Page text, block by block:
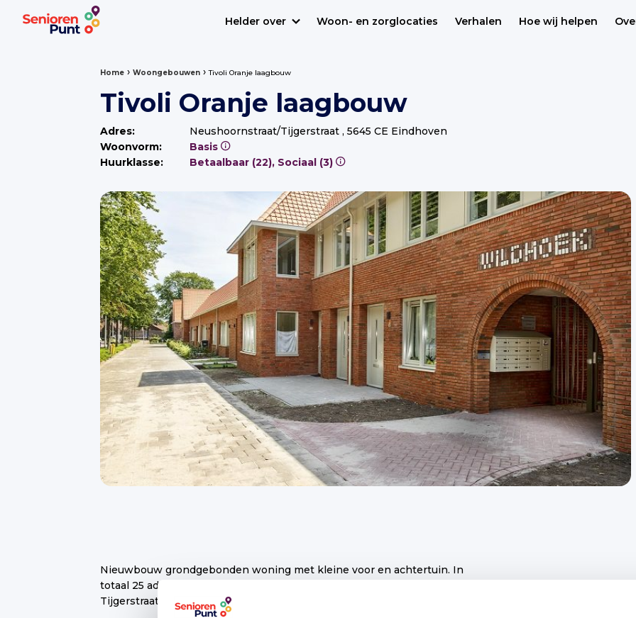
Helder over Woon- en zorglocaties Verhalen Hoe wij helpen
Home ›Woongebouwen ›Tivoli Oranje laagbouw
Tivoli Oranje laagbouw
Adres:
Neushoornstraat/Tijgerstraat , 5645 CE Eindhoven
Woonvorm:
Basis
Huurklasse:
Betaalbaar (22), Sociaal (3)
Nieuwbouw grondgebonden woning met kleine voor en achtertuin. In
totaal 25 adressen op de Neushoornstraat 15 t/m 29 (oneven) en
Tijgerstraat 2 t/m 18 (even).